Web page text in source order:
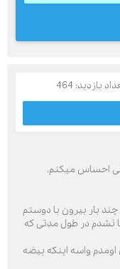
بازدید: 464
احساس ميكنم.
بار بيرون با دوستم
نشدم در طول مدتى كه
اومدم واسه اينكه بيضه